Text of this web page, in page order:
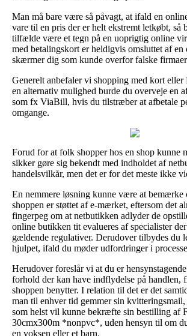
Man må bare være så påvagt, at ifald en
vare til en pris der er helt ekstremt letkøbt, så
tilfælde være et tegn på en uoprigtig online
med betalingskort er heldigvis omsluttet af en
skærmer dig som kunde overfor falske
Generelt anbefaler vi shopping med kort eller
en alternativ mulighed burde du overveje en
som fx ViaBill, hvis du tilstræber at afbetale
omgange.
Forud for at folk shopper hos en shop kunne
sikker gøre sig bekendt med indholdet af
handelsvilkår, men det er for det meste ikke
En nemmere løsning kunne være at bemærke
shoppen er støttet af e-mærket, eftersom det
fingerpeg om at netbutikken adlyder de
online butikken tit evalueres af specialister
gældende regulativer. Derudover tilbydes du
hjulpet, ifald du møder udfordringer i
Herudover foreslår vi at du er
forhold der kan have indflydelse på handlen,
shoppen benytter. I relation til det er det
man til enhver tid gemmer sin kvitteringsmail,
som helst vil kunne bekræfte sin bestilling af
30cmx300m *nonpvc*, uden hensyn til om
en voksen eller et barn.